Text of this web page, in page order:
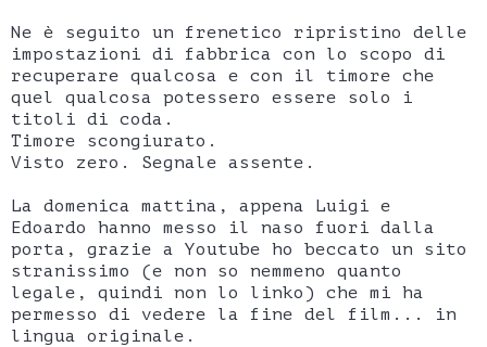
Ne è seguito un frenetico ripristino delle
impostazioni di fabbrica con lo scopo di
recuperare qualcosa e con il timore che
quel qualcosa potessero essere solo i
titoli di coda.
Timore scongiurato.
Visto zero. Segnale assente.
La domenica mattina, appena Luigi e
Edoardo hanno messo il naso fuori dalla
porta, grazie a Youtube ho beccato un sito
stranissimo (e non so nemmeno quanto
legale, quindi non lo linko) che mi ha
permesso di vedere la fine del film... in
lingua originale.